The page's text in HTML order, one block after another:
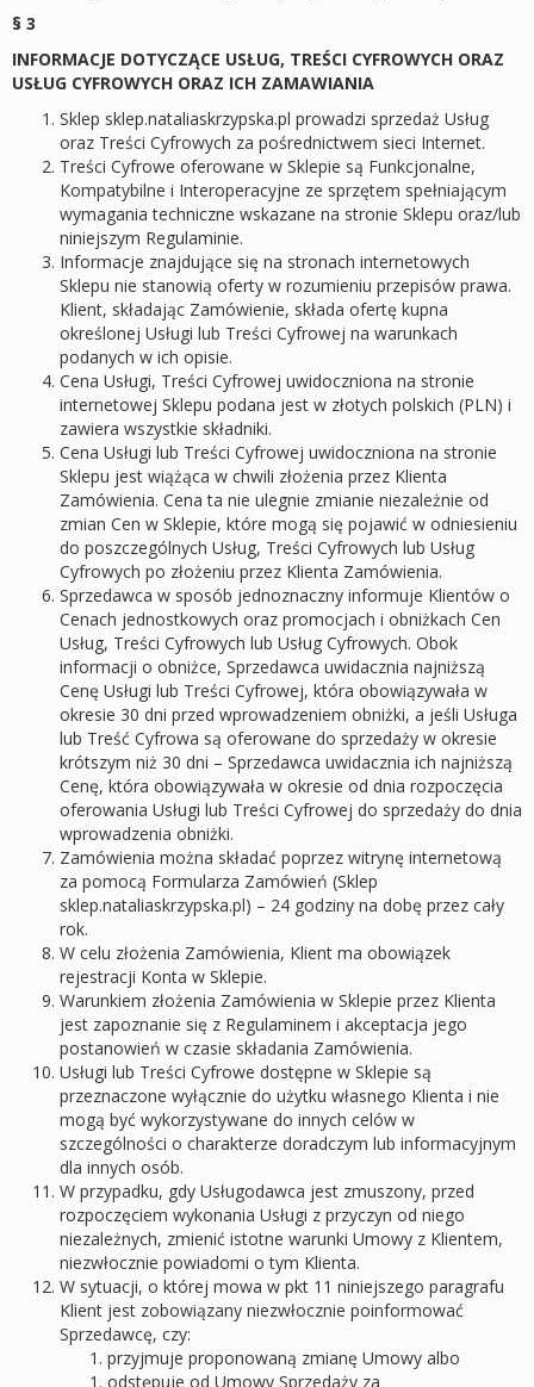
§ 3
INFORMACJE DOTYCZĄCE USŁUG, TREŚCI CYFROWYCH ORAZ
USŁUG CYFROWYCH ORAZ ICH ZAMAWIANIA
Sklep sklep.nataliaskrzypska.pl prowadzi sprzedaż Usług
oraz Treści Cyfrowych za pośrednictwem sieci Internet.
Treści Cyfrowe oferowane w Sklepie są Funkcjonalne,
Kompatybilne i Interoperacyjne ze sprzętem spełniającym
wymagania techniczne wskazane na stronie Sklepu oraz/lub
niniejszym Regulaminie.
Informacje znajdujące się na stronach internetowych
Sklepu nie stanowią oferty w rozumieniu przepisów prawa.
Klient, składając Zamówienie, składa ofertę kupna
określonej Usługi lub Treści Cyfrowej na warunkach
podanych w ich opisie.
Cena Usługi, Treści Cyfrowej uwidoczniona na stronie
internetowej Sklepu podana jest w złotych polskich (PLN) i
zawiera wszystkie składniki.
Cena Usługi lub Treści Cyfrowej uwidoczniona na stronie
Sklepu jest wiążąca w chwili złożenia przez Klienta
Zamówienia. Cena ta nie ulegnie zmianie niezależnie od
zmian Cen w Sklepie, które mogą się pojawić w odniesieniu
do poszczególnych Usług, Treści Cyfrowych lub Usług
Cyfrowych po złożeniu przez Klienta Zamówienia.
Sprzedawca w sposób jednoznaczny informuje Klientów o
Cenach jednostkowych oraz promocjach i obniżkach Cen
Usług, Treści Cyfrowych lub Usług Cyfrowych. Obok
informacji o obniżce, Sprzedawca uwidacznia najniższą
Cenę Usługi lub Treści Cyfrowej, która obowiązywała w
okresie 30 dni przed wprowadzeniem obniżki, a jeśli Usługa
lub Treść Cyfrowa są oferowane do sprzedaży w okresie
krótszym niż 30 dni – Sprzedawca uwidacznia ich najniższą
Cenę, która obowiązywała w okresie od dnia rozpoczęcia
oferowania Usługi lub Treści Cyfrowej do sprzedaży do dnia
wprowadzenia obniżki.
Zamówienia można składać poprzez witrynę internetową
za pomocą Formularza Zamówień (Sklep
sklep.nataliaskrzypska.pl) – 24 godziny na dobę przez cały
rok.
W celu złożenia Zamówienia, Klient ma obowiązek
rejestracji Konta w Sklepie.
Warunkiem złożenia Zamówienia w Sklepie przez Klienta
jest zapoznanie się z Regulaminem i akceptacja jego
postanowień w czasie składania Zamówienia.
Usługi lub Treści Cyfrowe dostępne w Sklepie są
przeznaczone wyłącznie do użytku własnego Klienta i nie
mogą być wykorzystywane do innych celów w
szczególności o charakterze doradczym lub informacyjnym
dla innych osób.
W przypadku, gdy Usługodawca jest zmuszony, przed
rozpoczęciem wykonania Usługi z przyczyn od niego
niezależnych, zmienić istotne warunki Umowy z Klientem,
niezwłocznie powiadomi o tym Klienta.
W sytuacji, o której mowa w pkt 11 niniejszego paragrafu
Klient jest zobowiązany niezwłocznie poinformować
Sprzedawcę, czy:
przyjmuje proponowaną zmianę Umowy albo
odstępuje od Umowy Sprzedaży za